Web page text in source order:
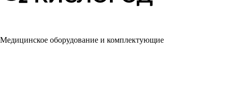
Медицинское оборудование и комплектующие